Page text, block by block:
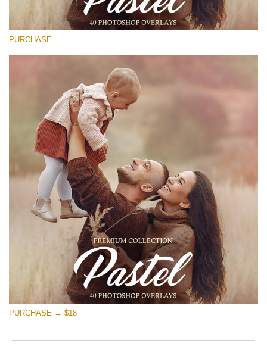
PURCHASE
PURCHASE → $18